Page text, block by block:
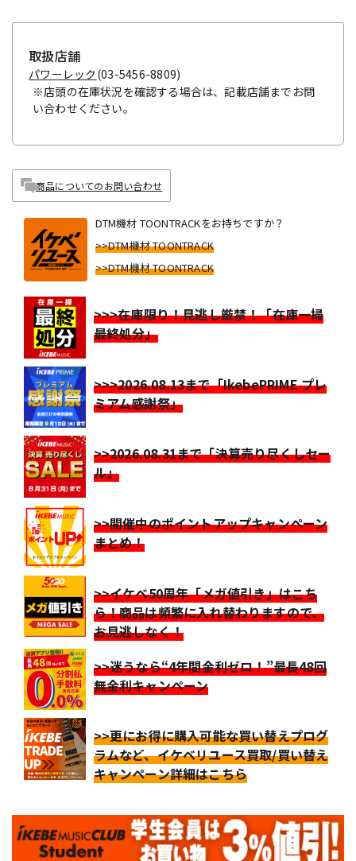
取扱店舗
パワーレック (03-5456-8809)
※店頭の在庫状況を確認する場合は、記載店舗までお問
い合わせください。
商品についてのお問い合わせ
DTM機材 TOONTRACKをお持ちですか？
>>DTM機材 TOONTRACK
>>DTM機材 TOONTRACK
>>>在庫限り！見逃し厳禁！「在庫一掃
最終処分」
>>>2026.08.13まで「IkebePRIME プレ
ミアム感謝祭」
>>2026.08.31まで「決算売り尽くしセー
ル」
>>開催中のポイントアップキャンペーン
まとめ！
>>イケベ50周年「メガ値引き」はこち
ら！商品は頻繁に入れ替わりますので、
お見逃しなく！
>>迷うなら“4年間金利ゼロ！”最長48回
無金利キャンペーン
>>更にお得に購入可能な買い替えプログ
ラムなど、イケベリユース買取/買い替え
キャンペーン詳細はこちら